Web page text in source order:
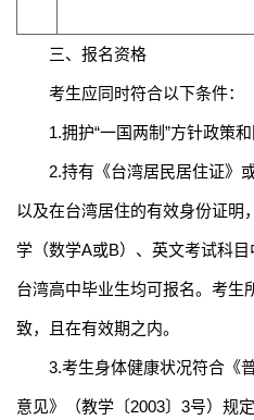
三、 报名资格
考生应同时符合以下条件：
1.拥护“一国两制”方针政策和
2.持有《台湾居民居住证》
以及在台湾居住的有效身份证明
学（数学A或B）、英文考试科
台湾高中毕业生均可报名。考生
致，且在有效期之内。
3.考生身体健康状况符合《
意见》（教学 〔2003〕 3号）规定